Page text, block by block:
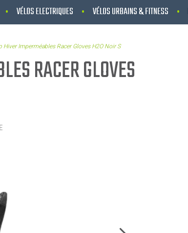
VÉLOS ELECTRIQUES VÉLOS URBAINS & FITNESS
Hiver Imperméables Racer Gloves H2O Noir S
RACER GLOVES